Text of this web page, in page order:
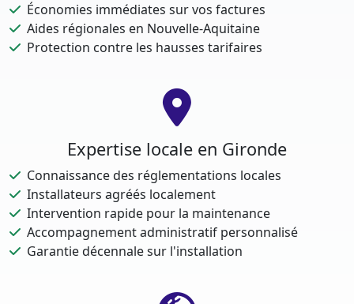
Économies immédiates sur vos factures
Aides régionales en Nouvelle-Aquitaine
Protection contre les hausses tarifaires
Expertise locale en Gironde
Connaissance des réglementations locales
Installateurs agréés localement
Intervention rapide pour la maintenance
Accompagnement administratif personnalisé
Garantie décennale sur l'installation